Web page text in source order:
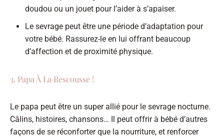
doudou ou un jouet pour l’aider à s’apaiser.
Le sevrage peut être une période d’adaptation pour
votre bébé. Rassurez-le en lui offrant beaucoup
d’affection et de proximité physique.
3. Papa À La Rescousse !
Le papa peut être un super allié pour le sevrage nocturne.
Câlins, histoires, chansons… Il peut offrir à bébé d’autres
façons de se réconforter que la nourriture, et renforcer